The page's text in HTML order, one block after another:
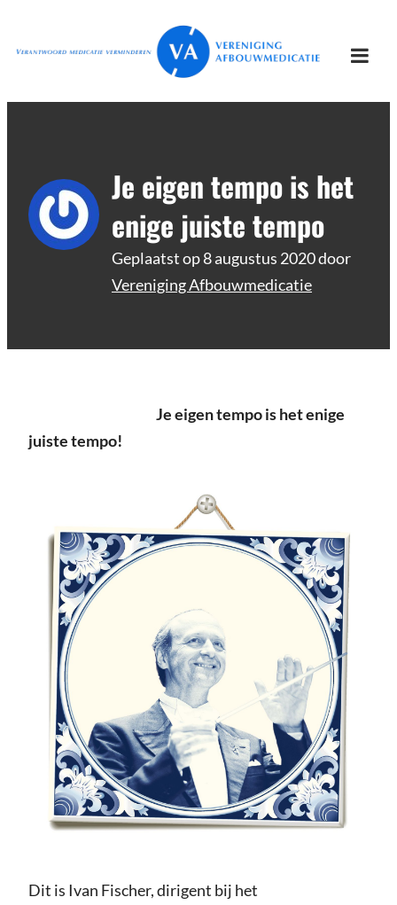
naar
inhoud
Vereniging
Afbouwmedicatie
Verantwoord afbouwen
Je eigen tempo is het
enige juiste tempo
Geplaatst op8 augustus 2020door
Vereniging Afbouwmedicatie
Je eigen tempo is het enige
juiste tempo!
Dit is Ivan Fischer, dirigent bij het